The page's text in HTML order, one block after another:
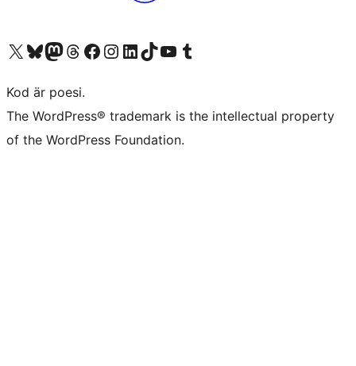
Besök vår X-konto (f.d. Twitter)
Besök vårt Bluesky-konto
Besök vårt Mastodon-konto
Besök vårt Thread-konto
Besök vår Facebook-sidaBesök vårt Instagram-konto
Besök vårt LinkedIn-konto
Besök vårt TikTok-konto
Besök vår YouTube-kanalBesök vårt Tumblr-konto
Kod är poesi.
The WordPress® trademark is the intellectual property
of the WordPress Foundation.